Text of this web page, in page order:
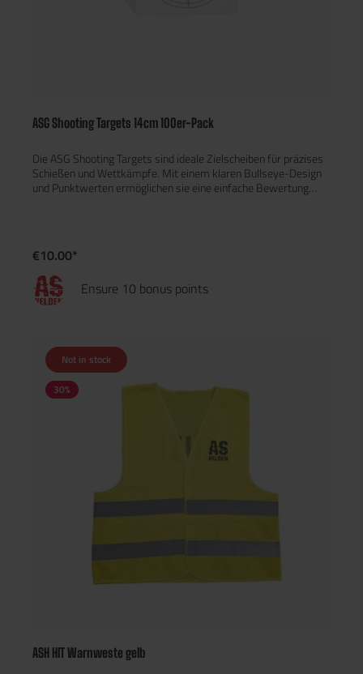
ASG Shooting Targets 14cm 100er-Pack
Die ASG Shooting Targets sind ideale Zielscheiben für präzises
Schießen und Wettkämpfe. Mit einem klaren Bullseye-Design
und Punktwerten ermöglichen sie eine einfache Bewertung
zum Spaß. Verbessern Sie Ihre Treffsicherheit und verfolgen Sie
Ihre Fortschritte mit diesen hochwertigen Zielscheiben!
€10.00*
Ensure 10 bonus points
Not in stock
30%
ASH HIT Warnweste gelb